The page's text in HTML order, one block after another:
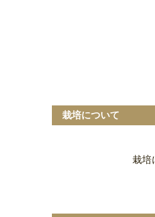
栽培について
栽培